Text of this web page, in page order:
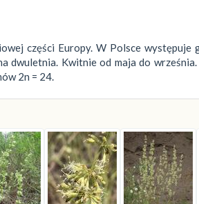
części Europy. W Polsce występuje
dwuletnia. Kwitnie od maja do
2n = 24.